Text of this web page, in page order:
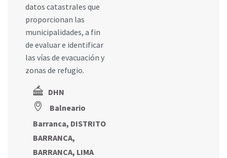
datos catastrales que
proporcionan las
municipalidades, a fin
de evaluar e identificar
las vías de evacuación y
zonas de refugio.
DHN
Balneario
Barranca, DISTRITO
BARRANCA,
BARRANCA, LIMA